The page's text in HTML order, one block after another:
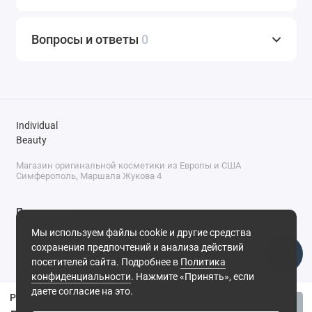
Вопросы и ответы 0
Мы используем файлы cookie и другие средства
сохранения предпочтений и анализа действий
посетителей сайта. Подробнее в Политика
конфиденциальности. Нажмите «Принять», если
даете согласие на это.
Individual
Beauty
Магазин оригинальной косметики из Европы и США
Симферополь, Маршала Жукова 4
Поддержка
+7 (978) 586-46-46
ПН-ПТ: 9:00 - 18:00
Суббота: 9:00 - 17:00
Воскресенье: выходной
Симферополь, ул. Маршала Жукова, 4